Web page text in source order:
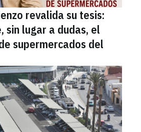
revalida su tesis:
sin lugar a dudas, el
supermercados del